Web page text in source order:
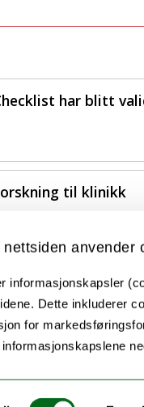
nettsiden anvender
informasjonskapsler
Dette inkluderer
for
har blitt
til klinikk